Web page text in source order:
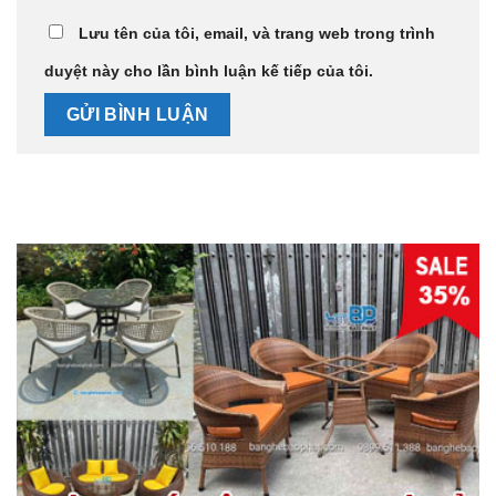
Lưu tên của tôi, email, và trang web trong trình
duyệt này cho lần bình luận kế tiếp của tôi.